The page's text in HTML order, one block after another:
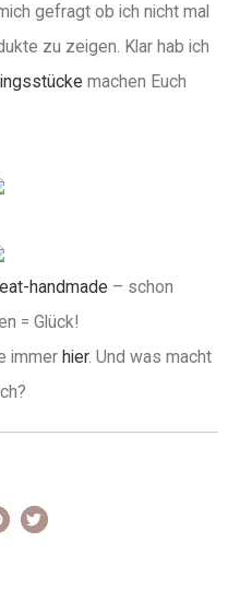
gefragt ob ich nicht mal
zu zeigen. Klar hab ich
machen Euch
handmade – schon
= Glück!
immer hier. Und was macht